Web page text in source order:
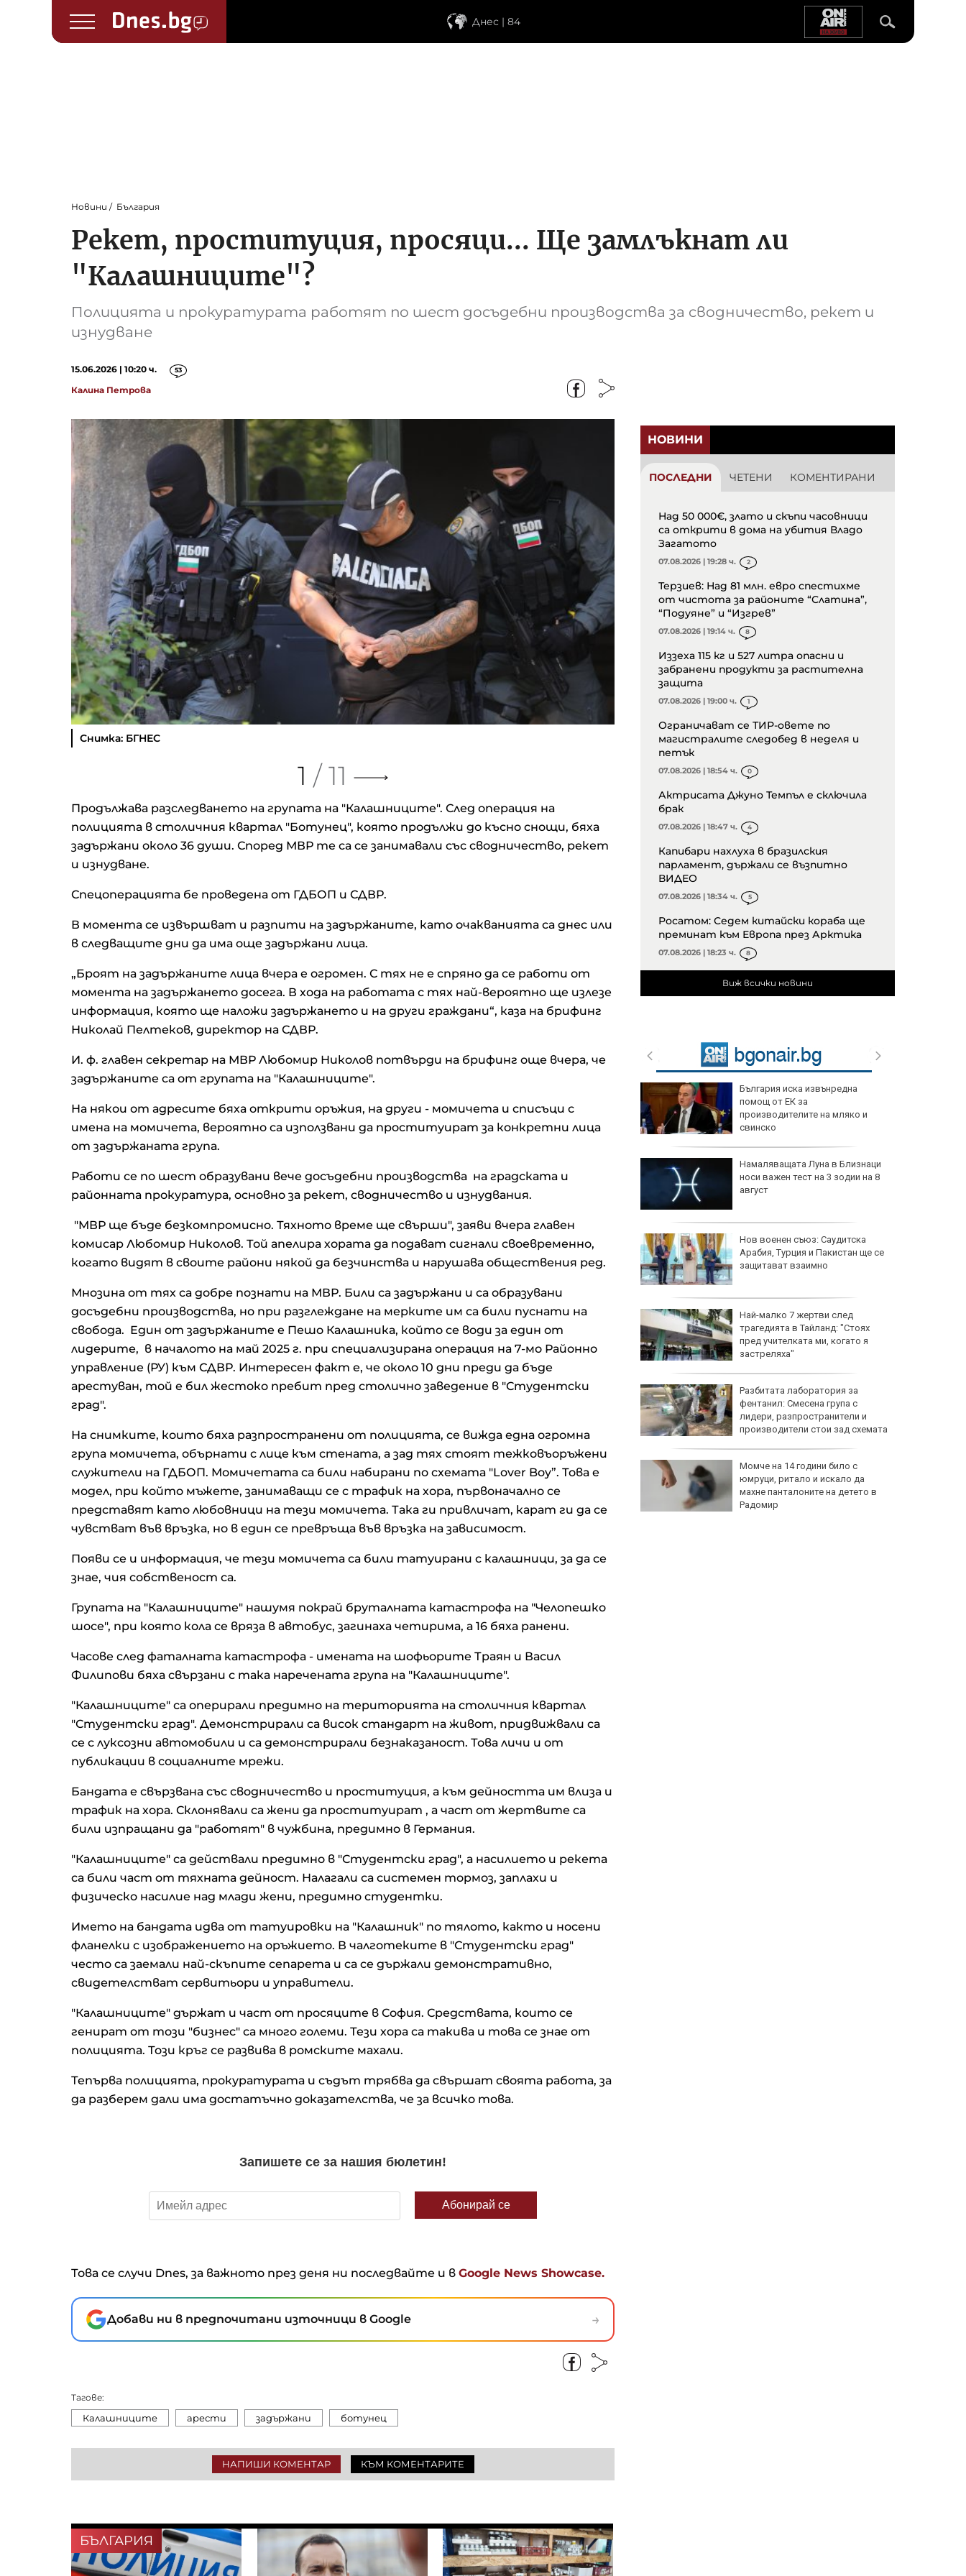
Днес | 84
Новини България
Рекет, проституция, просяци... Ще замлъкнат ли
"Калашниците"?
Полицията и прокуратурата работят по шест досъдебни производства за сводничество, рекет и
изнудване
15.06.2026 | 10:20 ч. 53
Калина Петрова
Снимка: БГНЕС
1 / 11
Продължава разследването на групата на "Калашниците". След операция на
полицията в столичния квартал "Ботунец", която продължи до късно снощи, бяха
задържани около 36 души. Според МВР те са се занимавали със сводничество, рекет
и изнудване.
Спецоперацията бе проведена от ГДБОП и СДВР.
В момента се извършват и разпити на задържаните, като очакванията са днес или
в следващите дни да има още задържани лица.
„Броят на задържаните лица вчера е огромен. С тях не е спряно да се работи от
момента на задържането досега. В хода на работата с тях най-вероятно ще излезе
информация, която ще наложи задържането и на други граждани“, каза на брифинг
Николай Пелтеков, директор на СДВР.
И. ф. главен секретар на МВР Любомир Николов потвърди на брифинг още вчера, че
задържаните са от групата на "Калашниците".
На някои от адресите бяха открити оръжия, на други - момичета и списъци с
имена на момичета, вероятно са използвани да проституират за конкретни лица
от задържаната група.
Работи се по шест образувани вече досъдебни производства на градската и
районната прокуратура, основно за рекет, сводничество и изнудвания.
"МВР ще бъде безкомпромисно. Тяхното време ще свърши", заяви вчера главен
комисар Любомир Николов. Той апелира хората да подават сигнали своевременно,
когато видят в своите райони някой да безчинства и нарушава обществения ред.
Мнозина от тях са добре познати на МВР. Били са задържани и са образувани
досъдебни производства, но при разглеждане на мерките им са били пуснати на
свобода. Един от задържаните е Пешо Калашника, който се води за един от
лидерите, в началото на май 2025 г. при специализирана операция на 7-мо Районно
управление (РУ) към СДВР. Интересен факт е, че около 10 дни преди да бъде
арестуван, той е бил жестоко пребит пред столично заведение в "Студентски
град".
На снимките, които бяха разпространени от полицията, се вижда една огромна
група момичета, обърнати с лице към стената, а зад тях стоят тежковъоръжени
служители на ГДБОП. Момичетата са били набирани по схемата "Lover Boy”. Това е
модел, при който мъжете, занимаващи се с трафик на хора, първоначално се
представят като любовници на тези момичета. Така ги привличат, карат ги да се
чувстват във връзка, но в един се превръща във връзка на зависимост.
Появи се и информация, че тези момичета са били татуирани с калашници, за да се
знае, чия собственост са.
Групата на "Калашниците" нашумя покрай бруталната катастрофа на "Челопешко
шосе", при която кола се вряза в автобус, загинаха четирима, а 16 бяха ранени.
Часове след фаталната катастрофа - имената на шофьорите Траян и Васил
Филипови бяха свързани с така наречената група на "Калашниците".
"Калашниците" са оперирали предимно на територията на столичния квартал
"Студентски град". Демонстрирали са висок стандарт на живот, придвижвали са
се с луксозни автомобили и са демонстрирали безнаказаност. Това личи и от
публикации в социалните мрежи.
Бандата е свързвана със сводничество и проституция, а към дейността им влиза и
трафик на хора. Склонявали са жени да проституират , а част от жертвите са
били изпращани да "работят" в чужбина, предимно в Германия.
"Калашниците" са действали предимно в "Студентски град", а насилието и рекета
са били част от тяхната дейност. Налагали са системен тормоз, заплахи и
физическо насилие над млади жени, предимно студентки.
Името на бандата идва от татуировки на "Калашник" по тялото, както и носени
фланелки с изображението на оръжието. В чалготеките в "Студентски град"
често са заемали най-скъпите сепарета и са се държали демонстративно,
свидетелстват сервитьори и управители.
"Калашниците" държат и част от просяците в София. Средствата, които се
генират от този "бизнес" са много големи. Тези хора са такива и това се знае от
полицията. Този кръг се развива в ромските махали.
Тепърва полицията, прокуратурата и съдът трябва да свършат своята работа, за
да разберем дали има достатъчно доказателства, че за всичко това.
Това се случи Dnes, за важното през деня ни последвайте и в Google News Showcase.
Добави ни в предпочитани източници в Google →
Тагове:
Калашниците арести задържани ботунец
НАПИШИ КОМЕНТАР КЪМ КОМЕНТАРИТЕ
НОВИНИ
ПОСЛЕДНИ ЧЕТЕНИ КОМЕНТИРАНИ
Над 50 000€, злато и скъпи часовници
са открити в дома на убития Владо
Загатото
07.08.2026 | 19:28 ч. 2
Терзиев: Над 81 млн. евро спестихме
от чистота за районите “Слатина”,
“Подуяне” и “Изгрев”
07.08.2026 | 19:14 ч. 8
Иззеха 115 кг и 527 литра опасни и
забранени продукти за растителна
защита
07.08.2026 | 19:00 ч. 1
Ограничават се ТИР-овете по
магистралите следобед в неделя и
петък
07.08.2026 | 18:54 ч. 0
Актрисата Джуно Темпъл е сключила
брак
07.08.2026 | 18:47 ч. 4
Капибари нахлуха в бразилския
парламент, държали се възпитно
ВИДЕО
07.08.2026 | 18:34 ч. 5
Росатом: Седем китайски кораба ще
преминат към Европа през Арктика
07.08.2026 | 18:23 ч. 8
Виж всички новини
спадовете?
водеща роля в европейския
сектор на сливания и
придобивания
Volkswagen ще преразгледа
стратегията си за САЩ
Подписан е петгодишен договор
за сметосъбиране за „Слатина“,
ЕК е одобрила Naspers да
Ще успеят ли филмовите
микродрами на студентите да
решат проблемите в НАТФИЗ
България иска извънредна
помощ от ЕК за
производителите на мляко и
свинско
Намаляващата Луна в Близнаци
носи важен тест на 3 зодии на 8
август
Нов военен съюз: Саудитска
Арабия, Турция и Пакистан ще се
защитават взаимно
Най-малко 7 жертви след
трагедията в Тайланд: "Стоях
пред учителката ми, когато я
застреляха"
Разбитата лаборатория за
фентанил: Смесена група с
лидери, разпространители и
производители стои зад схемата
Момче на 14 години било с
юмруци, ритало и искало да
махне панталоните на детето в
Радомир
БЪЛГАРИЯ